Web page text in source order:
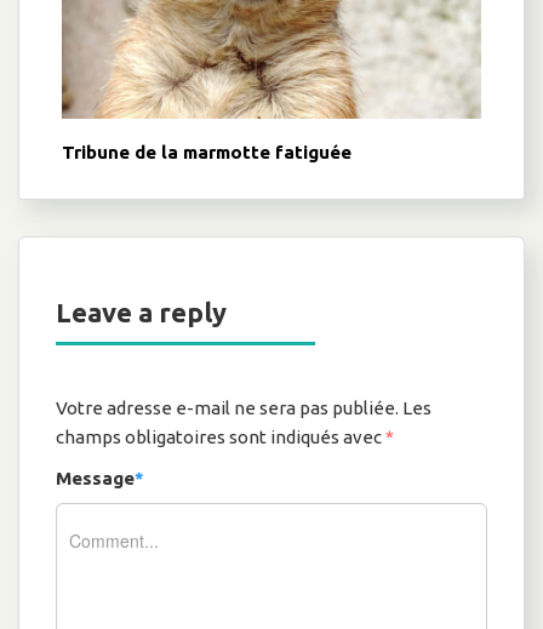
Tribune de la marmotte fatiguée
Leave a reply
Votre adresse e-mail ne sera pas publiée. Les
champs obligatoires sont indiqués avec*
Message*